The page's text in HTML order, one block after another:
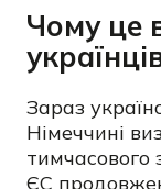
Чому це
Зараз
Німеччині
тимчасового
ЄС